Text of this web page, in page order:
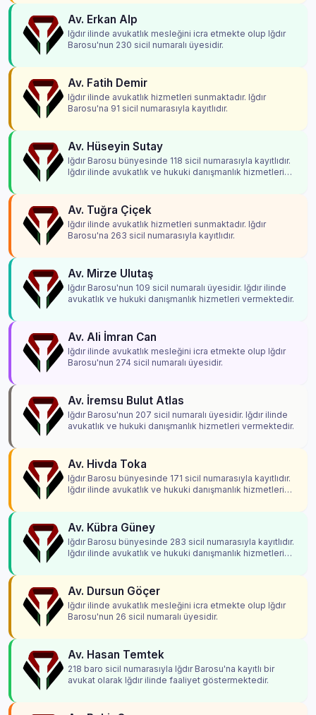
Av. Erkan Alp
Iğdır ilinde avukatlık mesleğini icra etmekte olup Iğdır
Barosu'nun 230 sicil numaralı üyesidir.
Av. Fatih Demir
Iğdır ilinde avukatlık hizmetleri sunmaktadır. Iğdır
Barosu'na 91 sicil numarasıyla kayıtlıdır.
Av. Hüseyin Sutay
Iğdır Barosu bünyesinde 118 sicil numarasıyla kayıtlıdır.
Iğdır ilinde avukatlık ve hukuki danışmanlık hizmetleri
Av. Tuğra Çiçek
Iğdır ilinde avukatlık hizmetleri sunmaktadır. Iğdır
Barosu'na 263 sicil numarasıyla kayıtlıdır.
Av. Mirze Ulutaş
Iğdır Barosu'nun 109 sicil numaralı üyesidir. Iğdır ilinde
avukatlık ve hukuki danışmanlık hizmetleri vermektedir.
Av. Ali İmran Can
Iğdır ilinde avukatlık mesleğini icra etmekte olup Iğdır
Barosu'nun 274 sicil numaralı üyesidir.
Av. İremsu Bulut Atlas
Iğdır Barosu'nun 207 sicil numaralı üyesidir. Iğdır ilinde
avukatlık ve hukuki danışmanlık hizmetleri vermektedir.
Av. Hivda Toka
Iğdır Barosu bünyesinde 171 sicil numarasıyla kayıtlıdır.
Iğdır ilinde avukatlık ve hukuki danışmanlık hizmetleri
Av. Kübra Güney
Iğdır Barosu bünyesinde 283 sicil numarasıyla kayıtlıdır.
Iğdır ilinde avukatlık ve hukuki danışmanlık hizmetleri
Av. Dursun Göçer
Iğdır ilinde avukatlık mesleğini icra etmekte olup Iğdır
Barosu'nun 26 sicil numaralı üyesidir.
Av. Hasan Temtek
218 baro sicil numarasıyla Iğdır Barosu'na kayıtlı bir
avukat olarak Iğdır ilinde faaliyet göstermektedir.